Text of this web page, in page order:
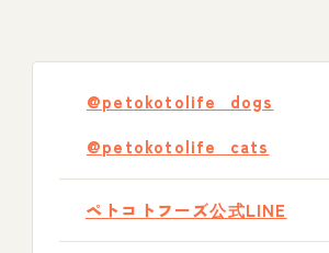
@petokotolife_dogs
@petokotolife_cats
ペトコトフーズ公式LINE